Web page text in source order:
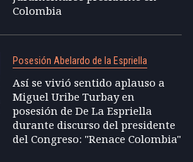
Colombia
Posesión Abelardo de la Espriella
Así se vivió sentido aplauso a
Miguel Uribe Turbay en
posesión de De La Espriella
durante discurso del presidente
del Congreso: "Renace Colombia"